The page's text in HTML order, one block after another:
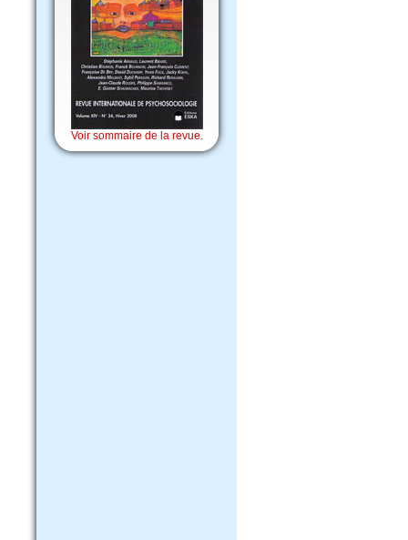
Voir sommaire de la revue.